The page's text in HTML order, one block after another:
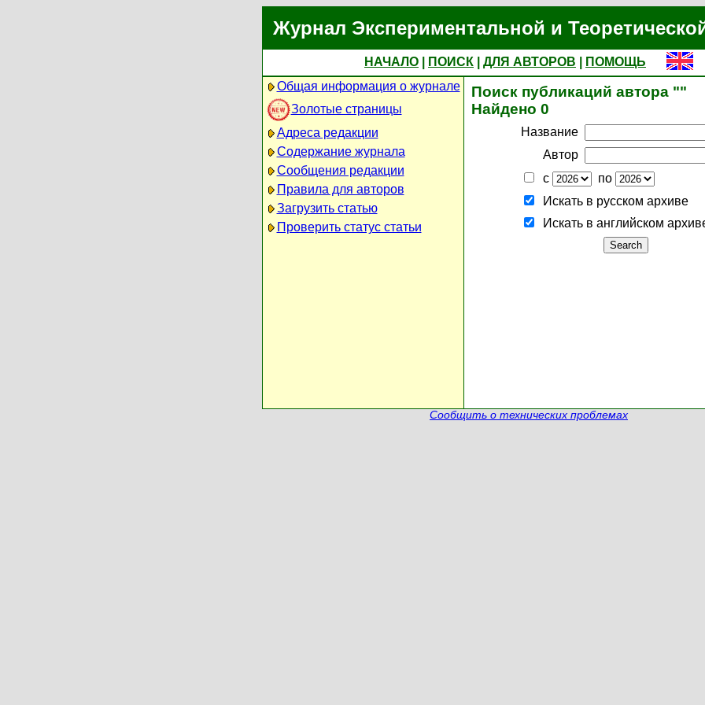
Журнал Экспериментальной и
НАЧАЛО ПОИСК ДЛЯ АВТОРОВ
ПОМОЩЬ
Общая информация о журнале
Золотые страницы
Адреса редакции
Содержание журнала
Сообщения редакции
Правила для авторов
Загрузить статью
Проверить статус статьи
Поиск публикаций автора ""
Найдено 0
Название
Автор
с
по
Искать в русском архиве
Искать в английском
Сообщить о технических проблемах